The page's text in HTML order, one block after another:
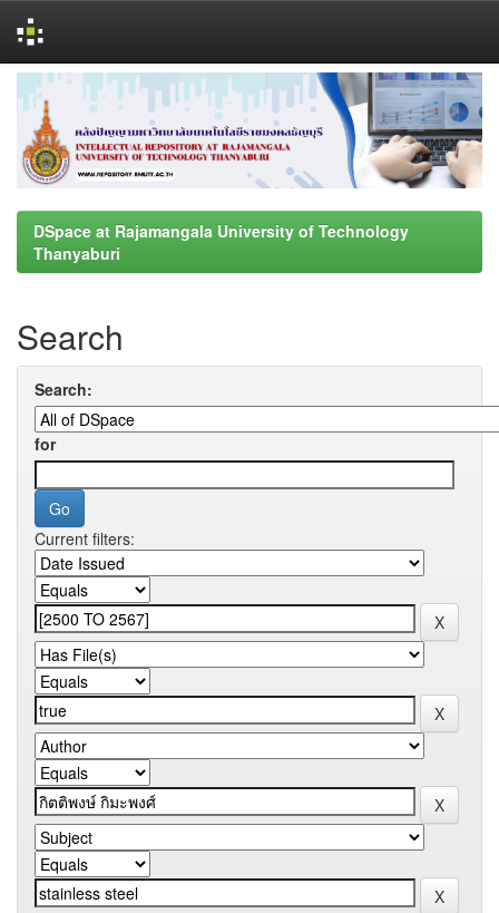
navigation
DSpace at Rajamangala University of Technology
Thanyaburi
Search
Search:
for
Current filters: